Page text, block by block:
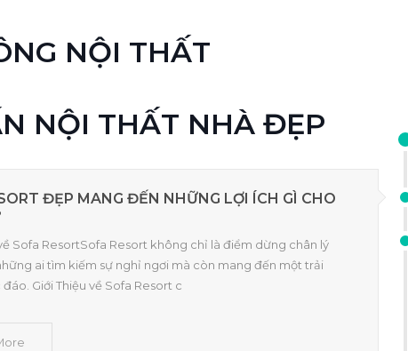
NỘI THẤT
NỘI THẤT NHÀ ĐẸP
ĐẸP MANG ĐẾN NHỮNG LỢI ÍCH GÌ CHO
Sofa ResortSofa Resort không chỉ là điểm dừng chân lý
ai tìm kiếm sự nghỉ ngơi mà còn mang đến một trải
Giới Thiệu về Sofa Resort c